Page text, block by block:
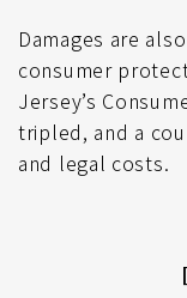
Damages are
consumer
Jersey’s
tripled, and a
and legal costs.